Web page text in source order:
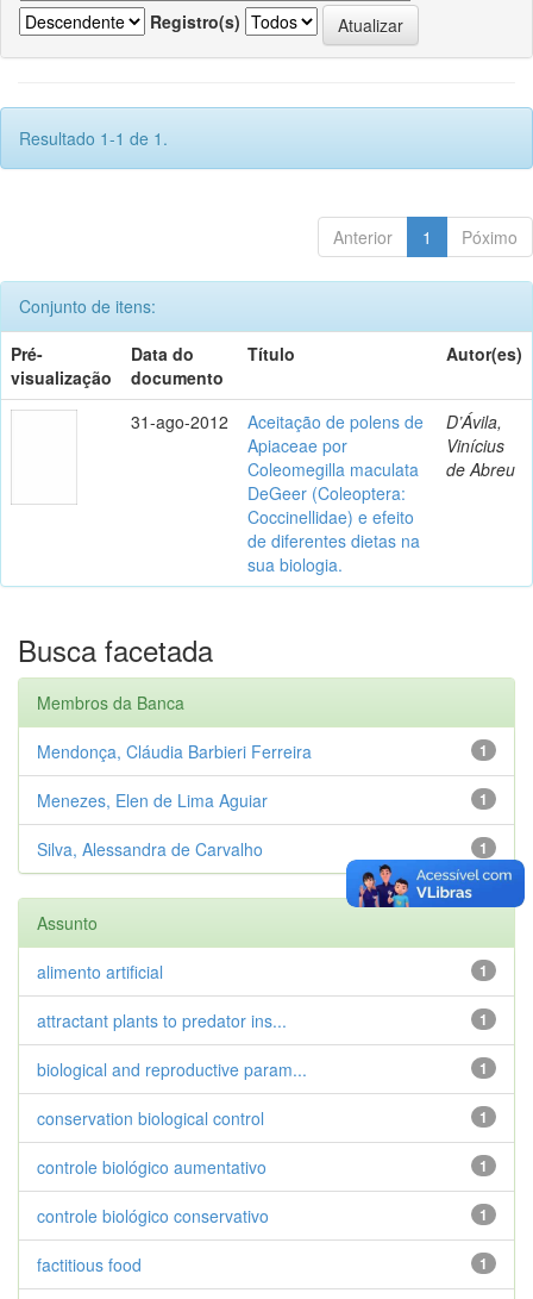
Registro(s)
Resultado 1-1 de 1.
Anterior 1 Póximo
Conjunto de itens:
Pré-
visualização
Data do
documento
Título Autor(es)
31-ago-2012
Aceitação de polens de
Apiaceae por
Coleomegilla maculata
DeGeer (Coleoptera:
Coccinellidae) e efeito
de diferentes dietas na
sua biologia.
D’Ávila,
Vinícius
de Abreu
Busca facetada
Membros da Banca
1
Mendonça, Cláudia Barbieri Ferreira
1
Menezes, Elen de Lima Aguiar
1
Silva, Alessandra de Carvalho
Assunto
1
alimento artificial
1
attractant plants to predator ins...
1
biological and reproductive param...
1
conservation biological control
1
controle biológico aumentativo
1
controle biológico conservativo
1
factitious food